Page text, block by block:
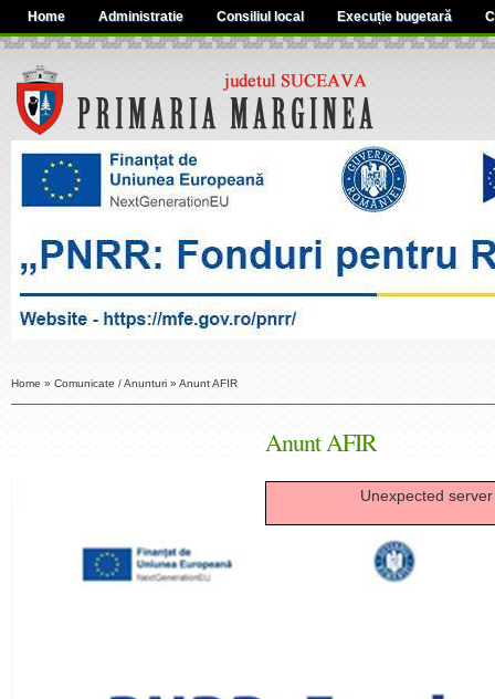
Home Administratie Consiliul local Execuție bugetară
Home » Comunicate / Anunturi » Anunt AFIR
Anunt AFIR
Unexpected